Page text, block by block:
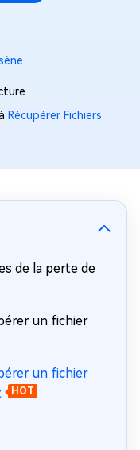
Récupérer Fichiers
de la perte de
un fichier
un fichier
HOT